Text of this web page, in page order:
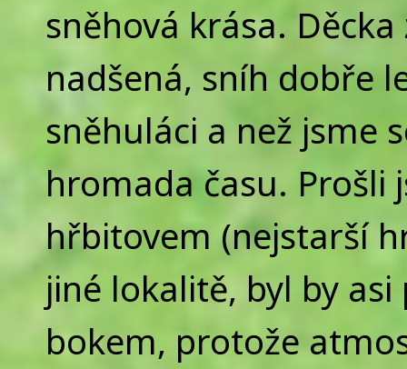
sněhová krása.
nadšená, sníh dobře
sněhuláci a než jsme
hromada času. Prošli
hřbitovem (nejstarší
jiné lokalitě, byl by
bokem, protože